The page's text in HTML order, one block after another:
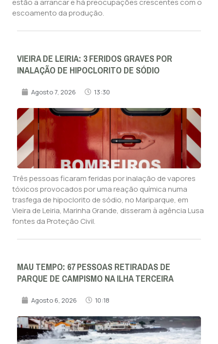
estão a arrancar e há preocupações crescentes com o
escoamento da produção.
VIEIRA DE LEIRIA: 3 FERIDOS GRAVES POR
INALAÇÃO DE HIPOCLORITO DE SÓDIO
Agosto 7, 2026 13:30
Três pessoas ficaram feridas por inalação de vapores
tóxicos provocados por uma reação química numa
trasfega de hipoclorito de sódio, no Mariparque, em
Vieira de Leiria, Marinha Grande, disseram à agência Lusa
fontes da Proteção Civil.
MAU TEMPO: 67 PESSOAS RETIRADAS DE
PARQUE DE CAMPISMO NA ILHA TERCEIRA
Agosto 6, 2026 10:18